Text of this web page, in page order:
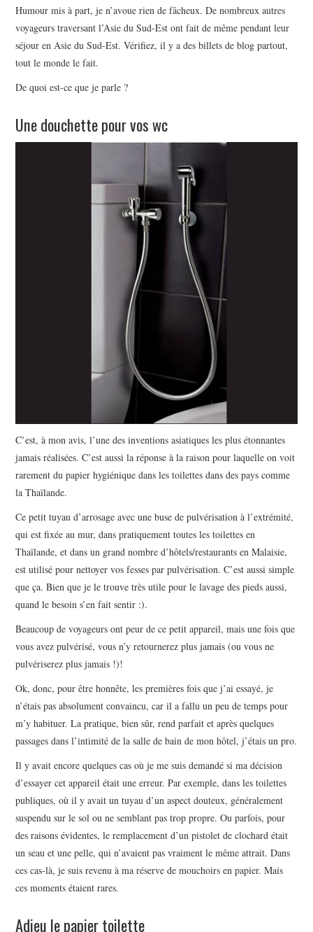
Humour mis à part, je n’avoue rien de fâcheux. De nombreux autres
voyageurs traversant l’Asie du Sud-Est ont fait de même pendant leur
séjour en Asie du Sud-Est. Vérifiez, il y a des billets de blog partout,
tout le monde le fait.
De quoi est-ce que je parle ?
Une douchette pour vos wc
C’est, à mon avis, l’une des inventions asiatiques les plus étonnantes
jamais réalisées. C’est aussi la réponse à la raison pour laquelle on voit
rarement du papier hygiénique dans les toilettes dans des pays comme
la Thaïlande.
Ce petit tuyau d’arrosage avec une buse de pulvérisation à l’extrémité,
qui est fixée au mur, dans pratiquement toutes les toilettes en
Thaïlande, et dans un grand nombre d’hôtels/restaurants en Malaisie,
est utilisé pour nettoyer vos fesses par pulvérisation. C’est aussi simple
que ça. Bien que je le trouve très utile pour le lavage des pieds aussi,
quand le besoin s’en fait sentir :).
Beaucoup de voyageurs ont peur de ce petit appareil, mais une fois que
vous avez pulvérisé, vous n’y retournerez plus jamais (ou vous ne
pulvériserez plus jamais !)!
Ok, donc, pour être honnête, les premières fois que j’ai essayé, je
n’étais pas absolument convaincu, car il a fallu un peu de temps pour
m’y habituer. La pratique, bien sûr, rend parfait et après quelques
passages dans l’intimité de la salle de bain de mon hôtel, j’étais un pro.
Il y avait encore quelques cas où je me suis demandé si ma décision
d’essayer cet appareil était une erreur. Par exemple, dans les toilettes
publiques, où il y avait un tuyau d’un aspect douteux, généralement
suspendu sur le sol ou ne semblant pas trop propre. Ou parfois, pour
des raisons évidentes, le remplacement d’un pistolet de clochard était
un seau et une pelle, qui n’avaient pas vraiment le même attrait. Dans
ces cas-là, je suis revenu à ma réserve de mouchoirs en papier. Mais
ces moments étaient rares.
Adieu le papier toilette